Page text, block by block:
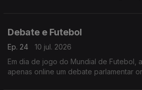
Debate e Futebol
Ep. 24
10 jul. 2026
Em dia de jogo do Mundial de Futebol, a
apenas online um debate parlamentar